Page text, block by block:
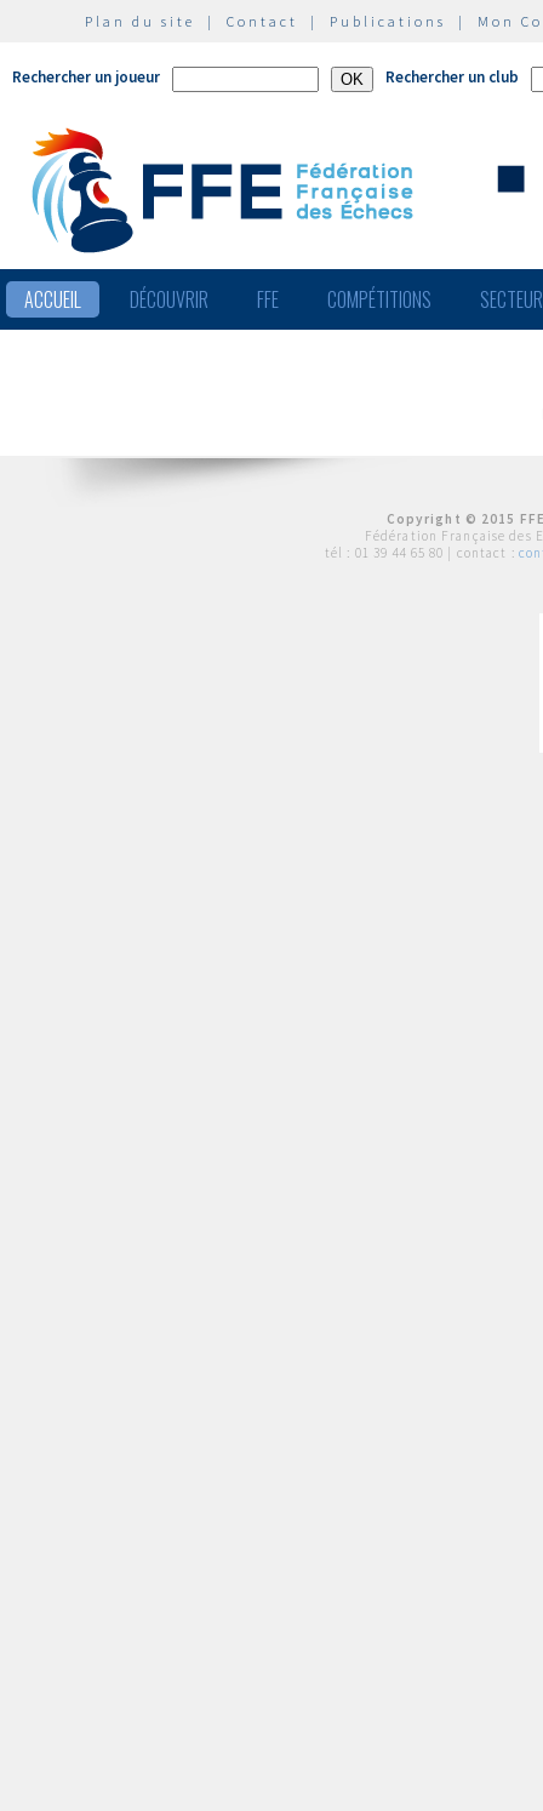
Plan du site | Contact | Publications | Mon
Rechercher un joueur Rechercher un club
ACCUEIL DÉCOUVRIR FFE COMPÉTITIONS
Copyright © 2015
Fédération Française des
tél : 01 39 44 65 80 | contact :